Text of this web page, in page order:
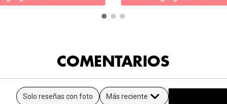
COMENTARIOS
Solo reseñas con foto Más reciente